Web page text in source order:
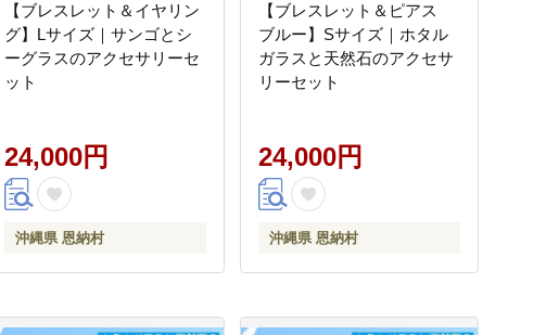
【ブレスレット＆イヤリン
グ】Lサイズ｜サンゴとシ
ーグラスのアクセサリーセ
ット
24,000円
沖縄県 恩納村
【ブレスレット＆ピアス
ブルー】Sサイズ｜ホタル
ガラスと天然石のアクセサ
リーセット
24,000円
沖縄県 恩納村